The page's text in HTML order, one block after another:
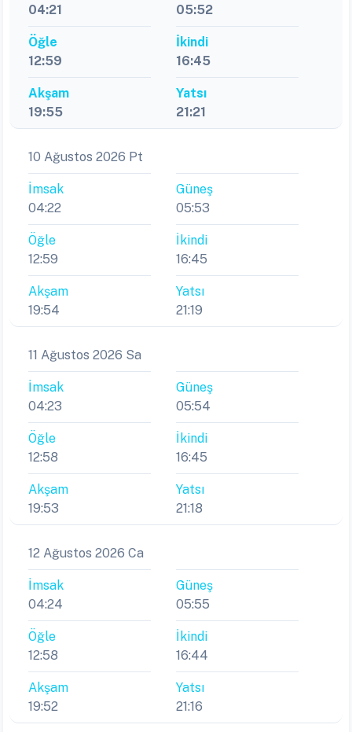
04:21
05:52
Öğle
12:59
İkindi
16:45
Akşam
19:55
Yatsı
21:21
10 Ağustos 2026 Pt
İmsak
04:22
Güneş
05:53
Öğle
12:59
İkindi
16:45
Akşam
19:54
Yatsı
21:19
11 Ağustos 2026 Sa
İmsak
04:23
Güneş
05:54
Öğle
12:58
İkindi
16:45
Akşam
19:53
Yatsı
21:18
12 Ağustos 2026 Ca
İmsak
04:24
Güneş
05:55
Öğle
12:58
İkindi
16:44
Akşam
19:52
Yatsı
21:16